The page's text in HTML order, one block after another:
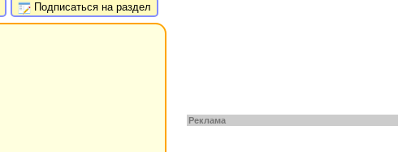
Реклама
Подписаться на раздел